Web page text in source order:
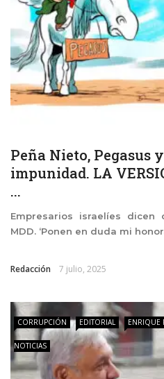
Peña Nieto, Pegasus
impunidad. LA
...
Empresarios israelíes
MDD. ‘Ponen en duda mi
Redacción 7 julio, 2025
CORRUPCIÓN EDITORIAL ENRIQUE
NOTICIAS